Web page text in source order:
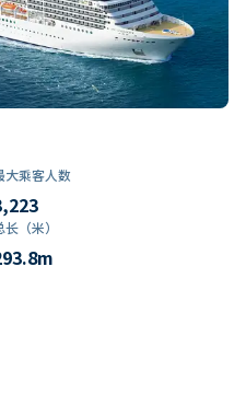
大乘客人数
长（米）
m